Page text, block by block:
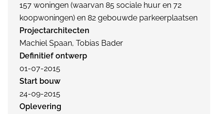
157 woningen (waarvan 85 sociale huur en 72
koopwoningen) en 82 gebouwde parkeerplaatsen
Projectarchitecten
Machiel Spaan, Tobias Bader
Definitief ontwerp
01-07-2015
Start bouw
24-09-2015
Oplevering